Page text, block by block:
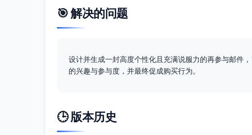
🎯 解决的问题
设计并生成一封高度个性化且充满说服力的再参与邮件
的兴趣与参与度，并最终促成购买行为。
🕒 版本历史